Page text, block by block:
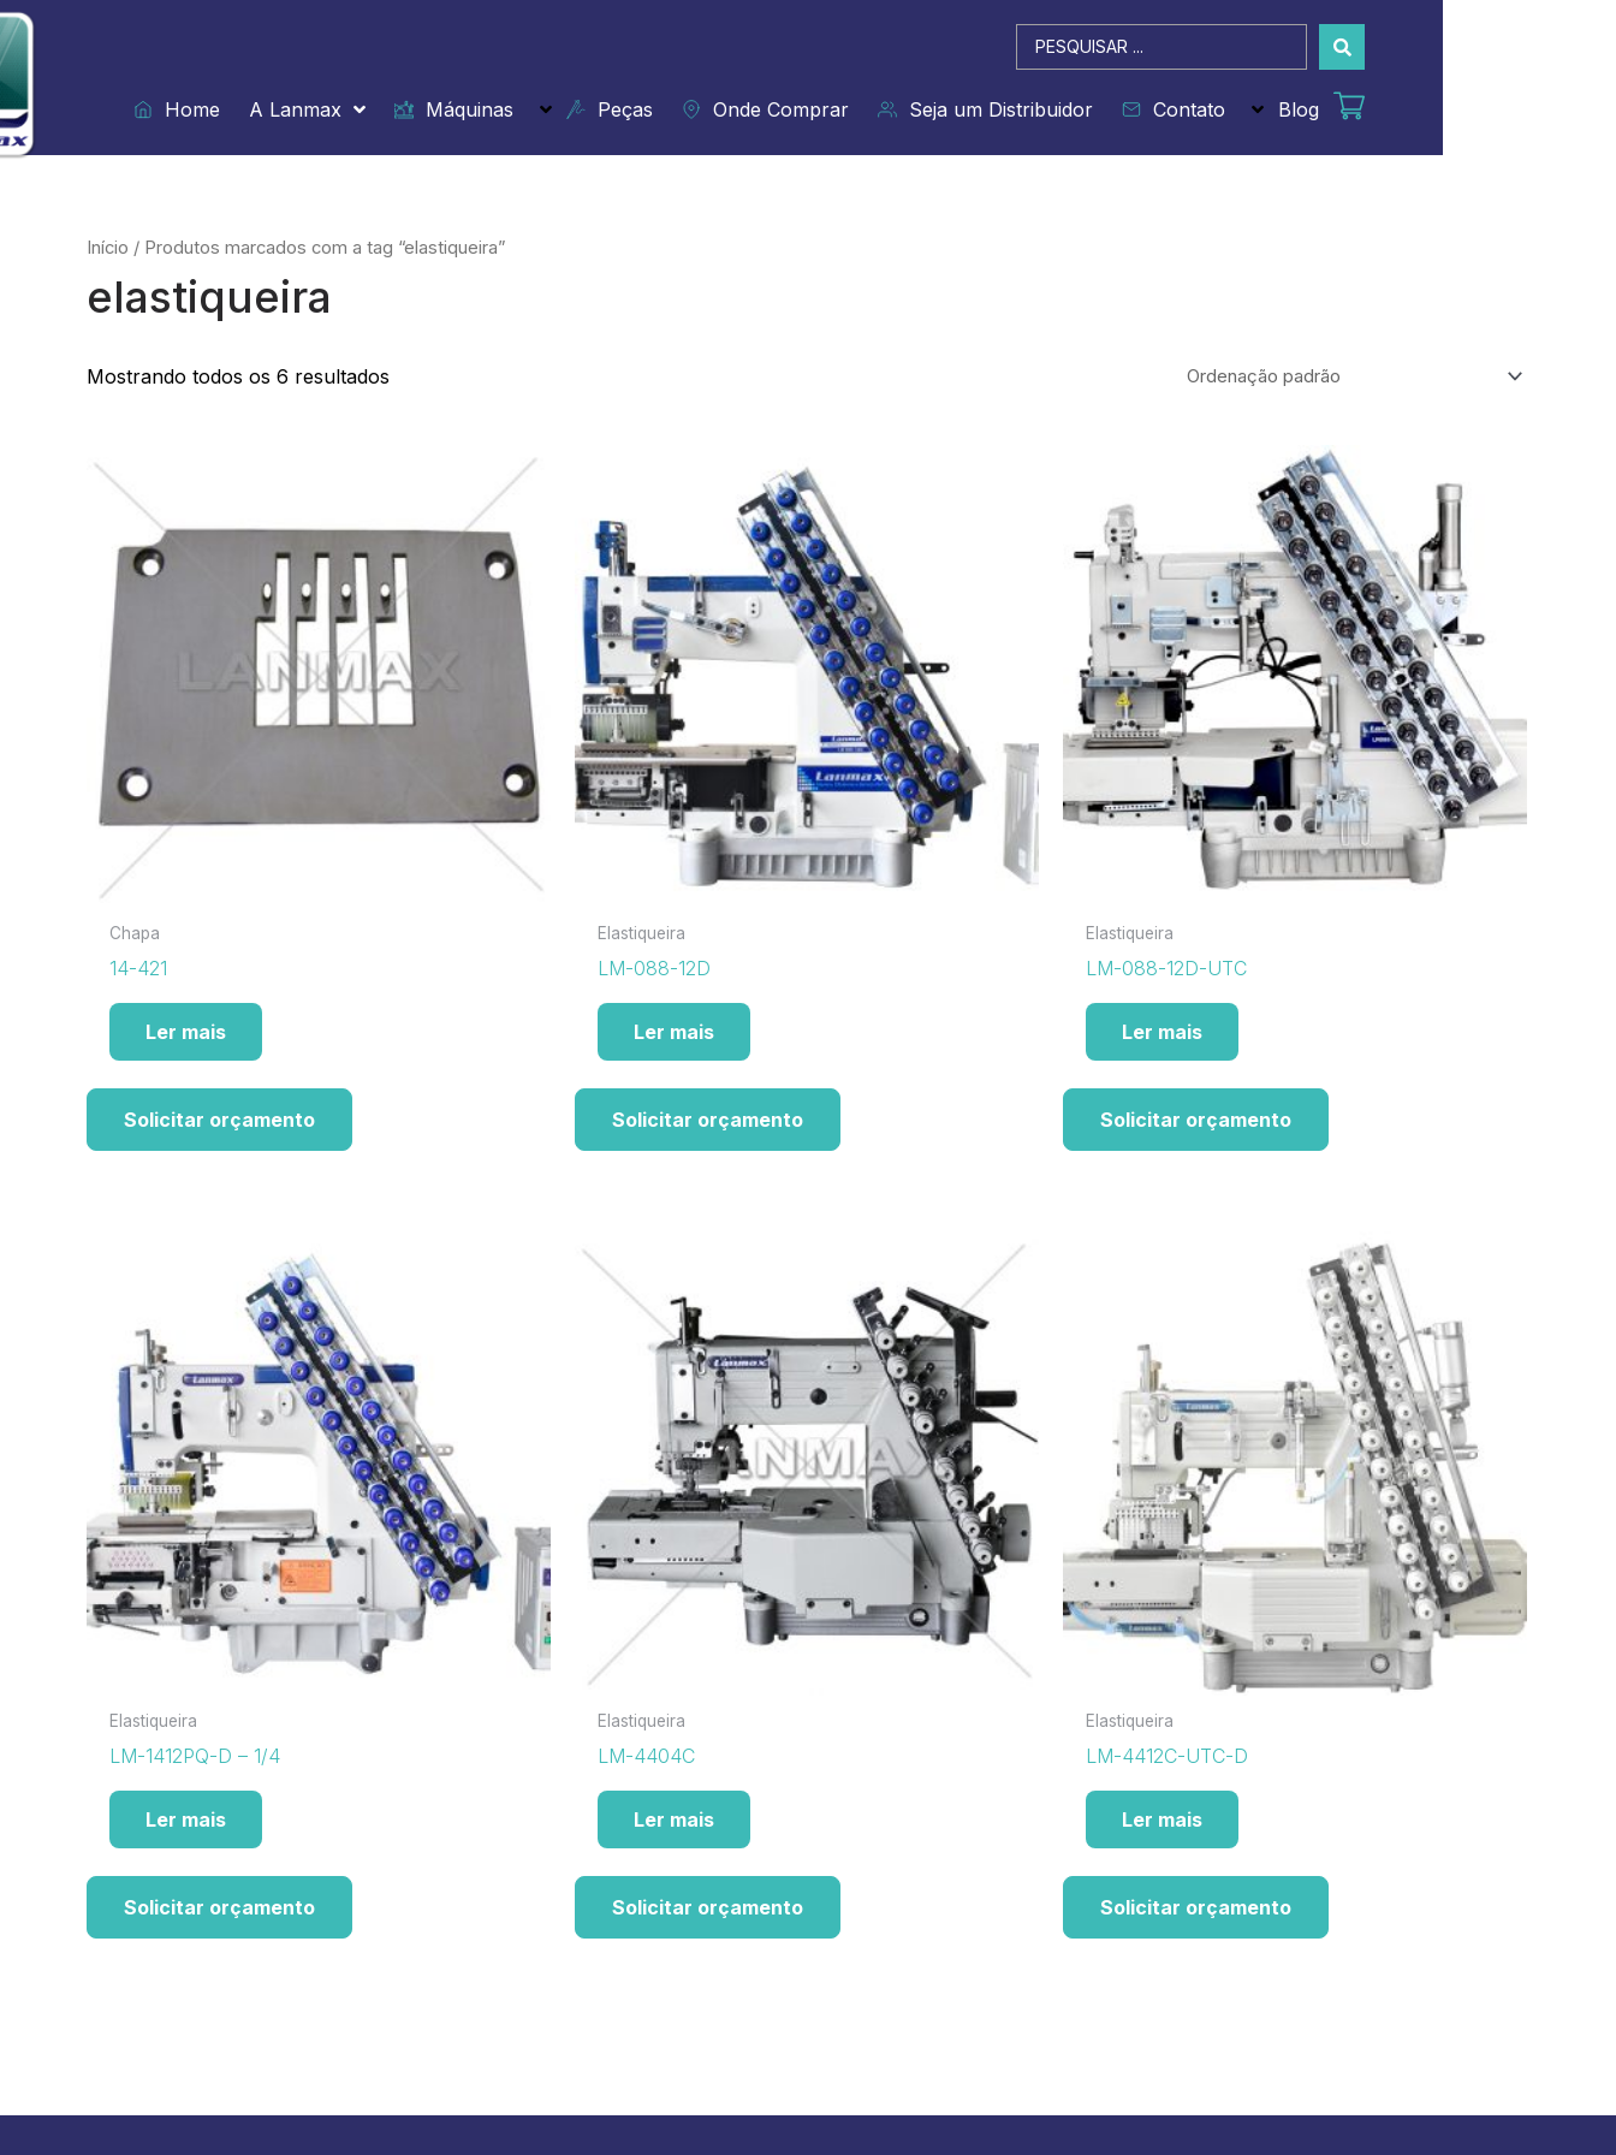
Ir
para
o
conteúdo
Pesquisar
...
Home
A Lanmax Máquinas Peças Onde Comprar Seja um Distribuidor Contato Blog
Início / Produtos marcados com a tag “elastiqueira”
elastiqueira
Mostrando todos os 6 resultados
Chapa
14-421
Ler mais
Solicitar orçamento
Elastiqueira
LM-088-12D
Ler mais
Solicitar orçamento
Elastiqueira
LM-088-12D-UTC
Ler mais
Solicitar orçamento
Elastiqueira
LM-1412PQ-D – 1/4
Ler mais
Solicitar orçamento
Elastiqueira
LM-4404C
Ler mais
Solicitar orçamento
Elastiqueira
LM-4412C-UTC-D
Ler mais
Solicitar orçamento